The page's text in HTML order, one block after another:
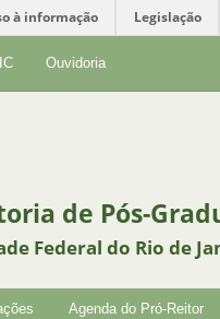
à informação Legislação
Ouvidoria
de Pós-
Federal do Rio de
Agenda do Pró-Reitor